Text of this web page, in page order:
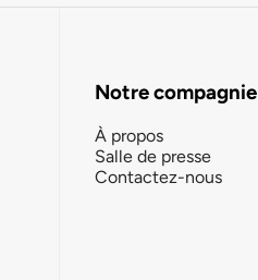
Notre compagnie
À propos
Salle de presse
Contactez-nous